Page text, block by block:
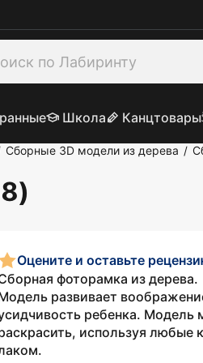
Школа Канцтовары
Сборные 3D модели из дерева /
Оцените и оставьте
фоторамка из дерева.
развивает
ребенка. Модель
используя любые